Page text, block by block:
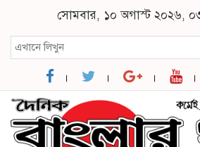
সোমবার, ১০ অগাস্ট ২০২৬,